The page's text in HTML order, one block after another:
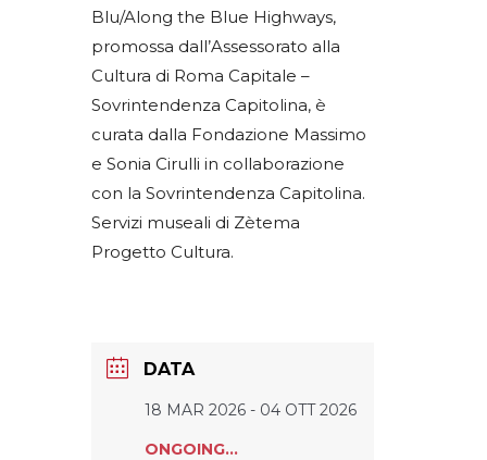
Blu/Along the Blue Highways,
promossa dall’Assessorato alla
Cultura di Roma Capitale –
Sovrintendenza Capitolina, è
curata dalla Fondazione Massimo
e Sonia Cirulli in collaborazione
con la Sovrintendenza Capitolina.
Servizi museali di Zètema
Progetto Cultura.
DATA
18 MAR 2026 - 04 OTT 2026
ONGOING...